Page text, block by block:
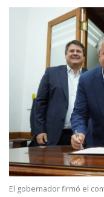
El gobernador firmó el